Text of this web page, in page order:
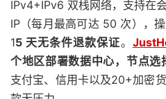
IPv4+IPv6 双栈网络，支持在
IP（每月最高可达 50 次），
15 天无条件退款保证。
个地区部署数据中心，节点选
支付宝、信用卡以及20+加密